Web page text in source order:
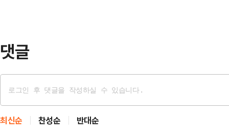
댓글
최신순 찬성순 반대순